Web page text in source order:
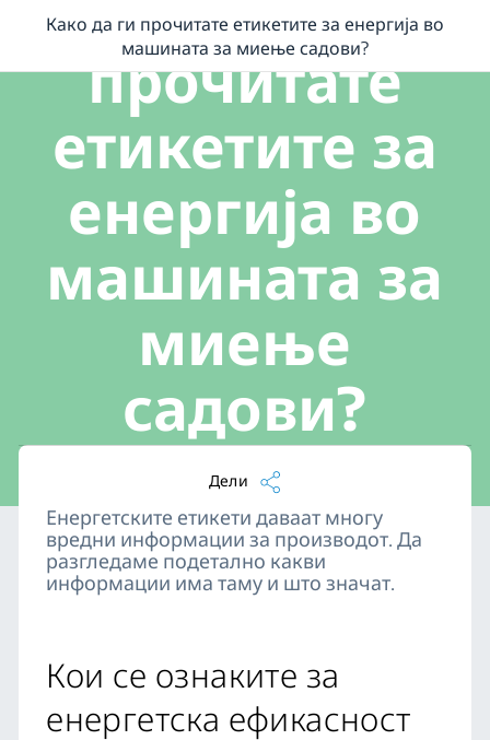
Како да ги прочитате етикетите за енергија во машината за
прочитате
етикетите за
енергија во
машината за
миење
садови?
Дели
Како да ги прочитате етикетите за енергија во
машината за миење садови?
Енергетските етикети даваат многу
вредни информации за производот. Да
разгледаме подетално какви
информации има таму и што значат.
Кои се ознаките за
енергетска ефикасност